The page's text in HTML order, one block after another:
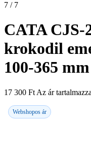
7 / 7
CATA
krokodil
100-365
17 300 Ft Az ár
Webshopos ár